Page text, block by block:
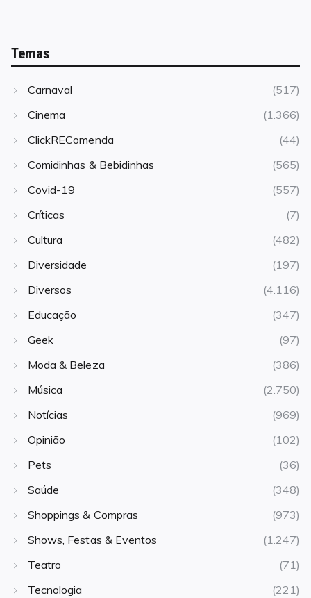
Temas
Carnaval
(517)
Cinema
(1.366)
ClickREComenda
(44)
Comidinhas & Bebidinhas
(565)
Covid-19
(557)
Críticas
(7)
Cultura
(482)
Diversidade
(197)
Diversos
(4.116)
Educação
(347)
Geek
(97)
Moda & Beleza
(386)
Música
(2.750)
Notícias
(969)
Opinião
(102)
Pets
(36)
Saúde
(348)
Shoppings & Compras
(973)
Shows, Festas & Eventos
(1.247)
Teatro
(71)
Tecnologia
(221)